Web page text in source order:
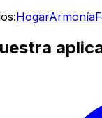
HogarArmonía